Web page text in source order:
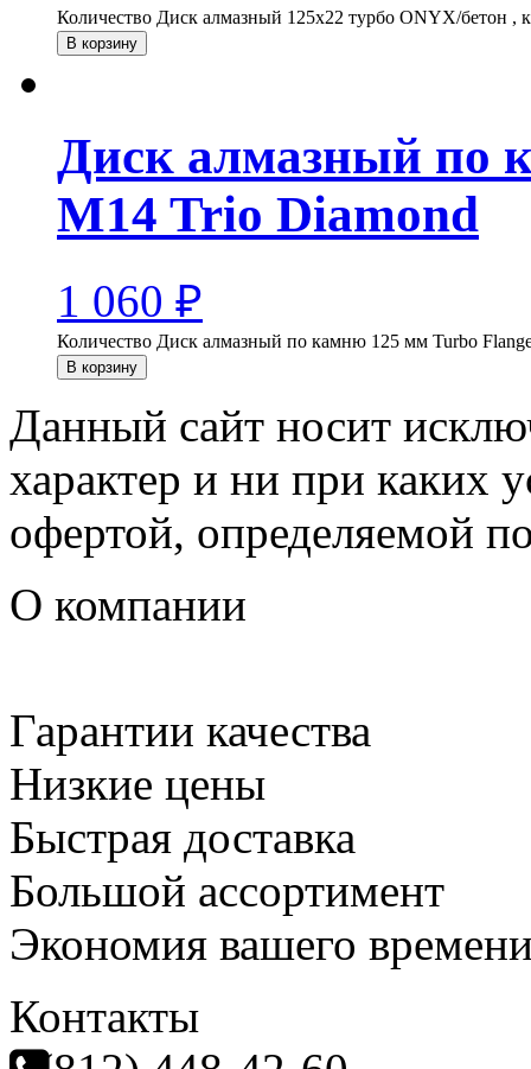
Количество Диск алмазный 125х22 турбо ONYX/бетон ,
В корзину
Диск алмазный по
M14 Trio Diamond
1 060 ₽
Количество Диск алмазный по камню 125 мм Turbo
В корзину
Данный сайт носит
характер и ни при каких
офертой, определяемой
О компании
Гарантии качества
Низкие цены
Быстрая доставка
Большой ассортимент
Экономия вашего
Контакты